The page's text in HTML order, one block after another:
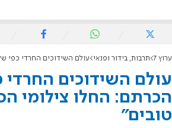
ערוץ 7 תרבות, בידור ופנאי עולם השידוכים החרדי כפי שלא הכרתם: החלו
עולם השידוכים
הכרתם: החלו צילומי
טובים"